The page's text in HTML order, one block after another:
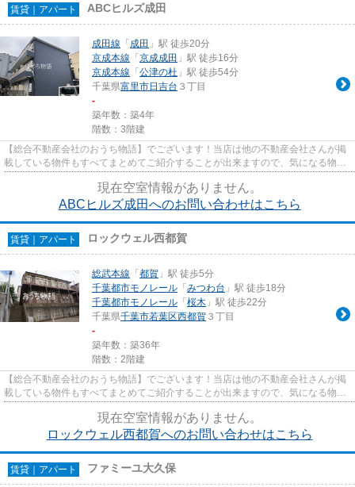
賃貸｜アパート ABCヒルズ成田
成田線 「 成田 」駅 徒歩20分
京成本線 「 京成成田 」駅 徒歩16分
京成本線 「 公津の杜 」駅 徒歩54分
千葉県富里市日吉台 ３丁目
-
築年数：築4年
階数：3階建
【総合不動産会社のおうち物語】でございます！当店は他の不動産会社さんが掲
載している物件もすべてまとめてご紹介することが出来ますので、気になる物件
現在空室情報がありません。
ABCヒルズ成田へのお問い合わせはこちら
賃貸｜アパート ロックウェル西都賀
総武本線 「 都賀 」駅 徒歩5分
千葉都市モノレール 「 みつわ台 」駅 徒歩18分
千葉都市モノレール 「 桜木 」駅 徒歩22分
千葉県千葉市若葉区西都賀 ３丁目
-
築年数：築36年
階数：2階建
【総合不動産会社のおうち物語】でございます！当店は他の不動産会社さんが掲
載している物件もすべてまとめてご紹介することが出来ますので、気になる物件
現在空室情報がありません。
ロックウェル西都賀へのお問い合わせはこちら
賃貸｜アパート ファミーユ大久保